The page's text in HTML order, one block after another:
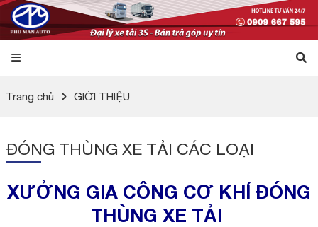
Trang chủ GIỚI THIỆU
ĐÓNG THÙNG XE TẢI CÁC LOẠI
XƯỞNG GIA CÔNG CƠ KHÍ ĐÓNG
THÙNG XE TẢI